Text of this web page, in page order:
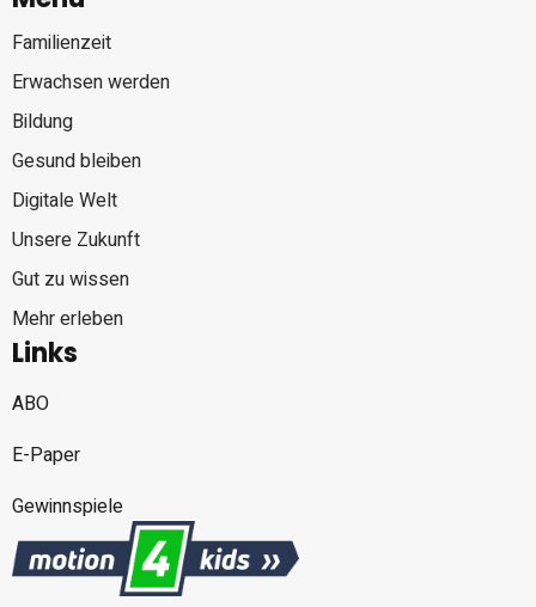
Familienzeit
Erwachsen werden
Bildung
Gesund bleiben
Digitale Welt
Unsere Zukunft
Gut zu wissen
Mehr erleben
Links
ABO
E-Paper
Gewinnspiele